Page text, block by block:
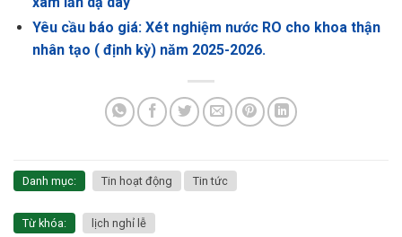
Yêu cầu báo giá: Xét nghiệm nước RO cho khoa thận
nhân tạo ( định kỳ) năm 2025-2026.
Danh mục: Tin hoạt động Tin tức
Từ khóa: lịch nghỉ lễ